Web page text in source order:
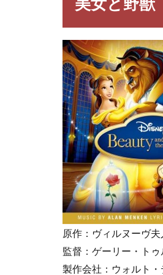
野
美女
と野
獣の
名
言・
名セ
リフ
2.1
ベ
ル
（Belle）
の名言・
名セリフ
2.2
野
獣
（Beast
の名言・
原作：ヴィルヌーヴ夫
監督：ゲーリー・ト
製作会社：ウォルト